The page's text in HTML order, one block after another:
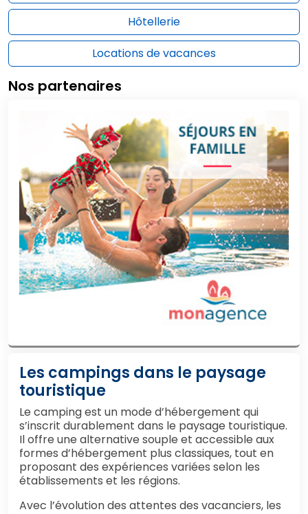
Hôtellerie
Locations de vacances
Nos partenaires
Les campings dans le paysage
touristique
Le camping est un mode d’hébergement qui
s’inscrit durablement dans le paysage touristique.
Il offre une alternative souple et accessible aux
formes d’hébergement plus classiques, tout en
proposant des expériences variées selon les
établissements et les régions.
Avec l’évolution des attentes des vacanciers, les